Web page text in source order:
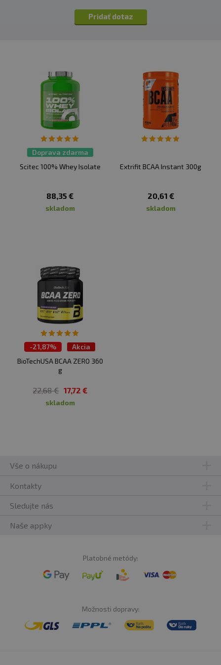
sa nachádzali, aby sa nachádzali, aby sa nachádzali na
mieste, kde je potrebné zabezpečiť, aby sa nachádzali.
tehotné a dojčiace ženy. Skladujte na suchom mieste a
pri teplote do 25 °C. Nevystavujte priamemu slnečnému
žiareniu. Chráňte pred mrazom. Výrobca nezodpovedá
za vady spôsobené nesprávnym skladovaním a
používaním.
Upozornenie pre alergikov
: Alergény v zložkách
výrobku sú zvýraznené
Pridať dotaz
Doprava zdarma
Scitec 100% Whey Isolate
88,35 €
skladom
Extrifit BCAA Instant 300g
20,61 €
skladom
-21,87%
Akcia
BioTechUSA BCAA ZERO 360
g
22,68 € 17,72 €
skladom
Vše o nákupu
Kontakty
Sledujte nás
Naše appky
Platobné metódy:
Možnosti dopravy: